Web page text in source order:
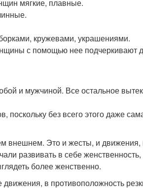
мягкие, плавные.
кружевами, украшениями.
с помощью нее подчеркивают
и мужчиной. Все остальное
поскольку без всего этого даже
внешнем. Это и жесты, и движения,
развивать в себе женственность,
более женственно.
в противоположность